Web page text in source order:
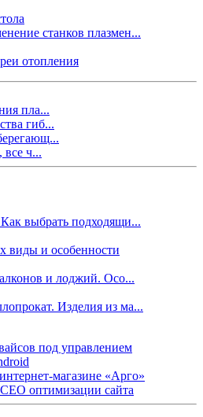
станков плазмен...
отопления
пла...
гиб...
все ч...
выбрать подходящи...
виды и особенности
и лоджий. Осо...
Изделия из ма...
под управлением
магазине «Арго»
СЕО оптимизации сайта